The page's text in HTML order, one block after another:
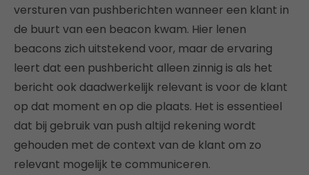
versturen van pushberichten wanneer een klant in
de buurt van een beacon kwam. Hier lenen
beacons zich uitstekend voor, maar de ervaring
leert dat een pushbericht alleen zinnig is als het
bericht ook daadwerkelijk relevant is voor de klant
op dat moment en op die plaats. Het is essentieel
dat bij gebruik van push altijd rekening wordt
gehouden met de context van de klant om zo
relevant mogelijk te communiceren.